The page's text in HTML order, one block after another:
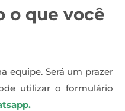
o que você
equipe. Será um prazer
utilizar o formulário